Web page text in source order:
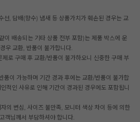
선, 담배(향수) 냄새 등 상품가치가 훼손된 경우는 교
이 배송되는 기타 상품 전부 포함)는 제품 박스에 운
우 교환, 반품이 불가합니다.
로 구매 후 교환/반품이 불가하오니 신중한 구매 부
품이 가능하며 기간 경과 후에는 교환/반품이 불가합
적인 사유로 인해 기간이 경과된 경우에도 포함됩니
의 변심, 사이즈 불만족, 모니터 색상 차이 등에 의한
객님께서 부담하셔야 합니다.